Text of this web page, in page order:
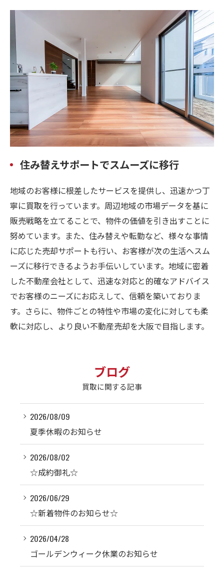
住み替えサポートでスムーズに移行
地域のお客様に根差したサービスを提供し、迅速かつ丁
寧に買取を行っています。周辺地域の市場データを基に
販売戦略を立てることで、物件の価値を引き出すことに
努めています。また、住み替えや転勤など、様々な事情
に応じた売却サポートも行い、お客様が次の生活へスム
ーズに移行できるようお手伝いしています。地域に密着
した不動産会社として、迅速な対応と的確なアドバイス
でお客様のニーズにお応えして、信頼を築いておりま
す。さらに、物件ごとの特性や市場の変化に対しても柔
軟に対応し、より良い不動産売却を大阪で目指します。
ブログ
買取に関する記事
2026/08/09
夏季休暇のお知らせ
2026/08/02
☆成約御礼☆
2026/06/29
☆新着物件のお知らせ☆
2026/04/28
ゴールデンウィーク休業のお知らせ